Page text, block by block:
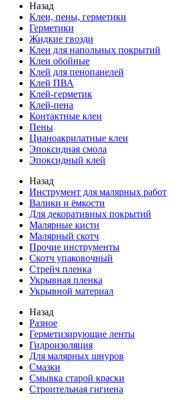
Назад
Клеи, пены, герметики
Герметики
Жидкие гвозди
Клеи для напольных покрытий
Клеи обойные
Клей для пенопанелей
Клей ПВА
Клей-герметик
Клей-пена
Контактные клеи
Пены
Цианоакрилатные клеи
Эпоксидная смола
Эпоксидный клей
Назад
Инструмент для малярных работ
Валики и ёмкости
Для декоративных покрытий
Малярные кисти
Малярный скотч
Прочие инструменты
Скотч упаковочный
Стрейч пленка
Укрывная пленка
Укрывной материал
Назад
Разное
Герметизирующие ленты
Гидроизоляция
Для малярных шнуров
Смазки
Смывка старой краски
Строительная гигиена